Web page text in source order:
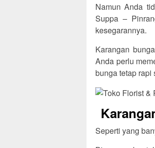
Namun Anda
Suppa –
kesegarannya.
Karangan
Anda perlu
bunga tetap rapi
Seperti yang